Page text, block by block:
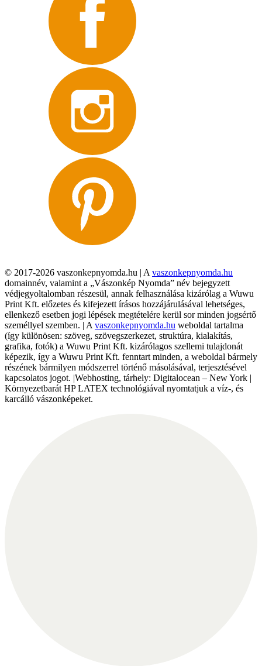
© 2017-2026 vaszonkepnyomda.hu | A vaszonkepnyomda.hu
domainnév, valamint a „Vászonkép Nyomda” név bejegyzett
védjegyoltalomban részesül, annak felhasználása kizárólag a Wuwu
Print Kft. előzetes és kifejezett írásos hozzájárulásával lehetséges,
ellenkező esetben jogi lépések megtételére kerül sor minden jogsértő
személlyel szemben. | A vaszonkepnyomda.hu weboldal tartalma
(így különösen: szöveg, szövegszerkezet, struktúra, kialakítás,
grafika, fotók) a Wuwu Print Kft. kizárólagos szellemi tulajdonát
képezik, így a Wuwu Print Kft. fenntart minden, a weboldal bármely
részének bármilyen módszerrel történő másolásával, terjesztésével
kapcsolatos jogot. |Webhosting, tárhely: Digitalocean – New York |
Környezetbarát HP LATEX technológiával nyomtatjuk a víz-, és
karcálló vászonképeket.